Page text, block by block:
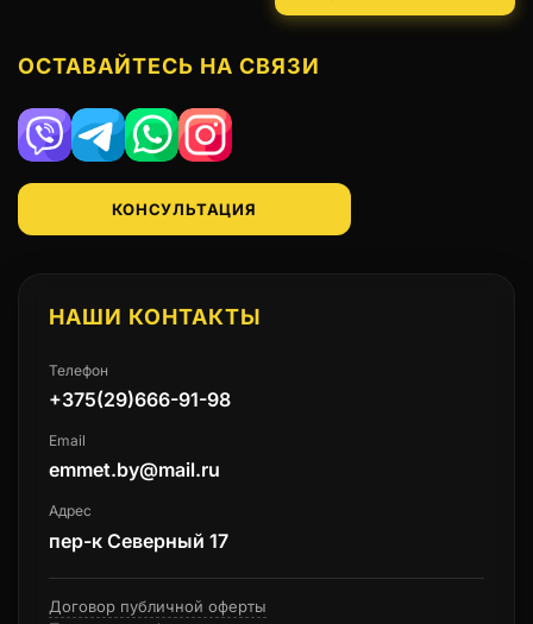
ОСТАВАЙТЕСЬ НА СВЯЗИ
Viber TelegramWhatsAppInstagram
КОНСУЛЬТАЦИЯ
НАШИ КОНТАКТЫ
Телефон
+375(29)666-91-98
Email
emmet.by@mail.ru
Адрес
пер-к Северный 17
Договор публичной оферты